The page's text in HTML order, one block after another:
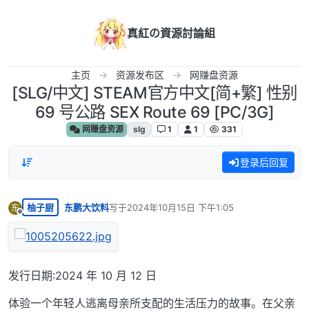
真紅の資源討論組
主页 资源发布区 网赚盘资源
[SLG/中文] STEAM官方中文[简+繁] 性别
69 号公路 SEX Route 69 [PC/3G]
网赚盘资源 slg 1 1 331
登录后回复
东
离线
柚子厨 东鹏大饮料写于2024年10月15日 下午1:05
最后由 编辑
发行日期:2024 年 10 月 12 日
体验一个年轻人逃离母亲所支配的生活压力的故事。在父亲